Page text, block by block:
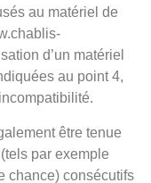
au matériel de
d’un matériel
au point 4,
être tenue
par exemple
chance) consécutifs